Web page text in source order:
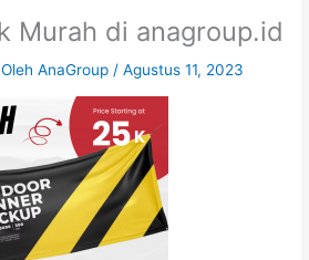
Murah di anagroup.id
AnaGroup/Agustus 11, 2023